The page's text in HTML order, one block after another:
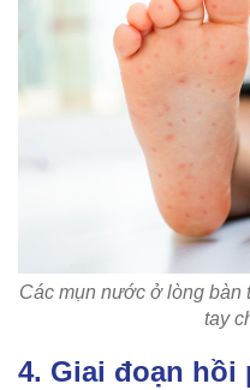
Các mụn nước ở lòng bàn
tay
4. Giai đoạn hồi